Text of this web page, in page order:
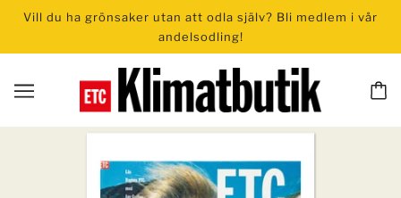
Vill du ha grönsaker utan att odla själv? Bli medlem i vår
andelsodling!